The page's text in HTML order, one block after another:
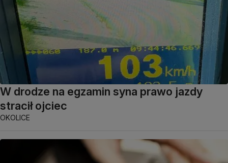
W drodze na egzamin syna prawo jazdy
stracił ojciec
OKOLICE